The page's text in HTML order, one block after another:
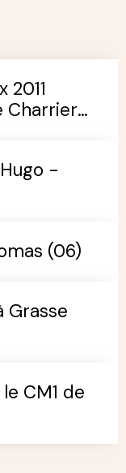
Charrier
-
(06)
Grasse
CM1 de